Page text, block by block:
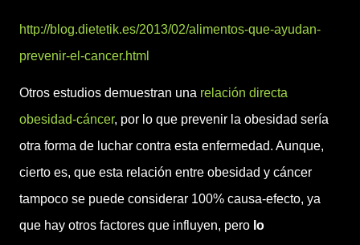
http://blog.dietetik.es/2013/02/alimentos-que-ayudan-
prevenir-el-cancer.html
Otros estudios demuestran una relación directa
obesidad-cáncer, por lo que prevenir la obesidad sería
otra forma de luchar contra esta enfermedad. Aunque,
cierto es, que esta relación entre obesidad y cáncer
tampoco se puede considerar 100% causa-efecto, ya
que hay otros factores que influyen, pero lo